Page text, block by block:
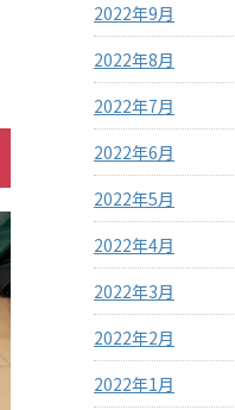
2022年9月
2022年8月
2022年7月
2022年6月
2022年5月
2022年4月
2022年3月
2022年2月
2022年1月